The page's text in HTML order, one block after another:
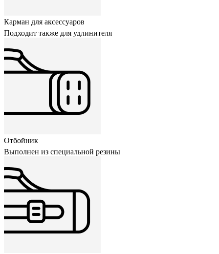
Карман для аксессуаров
Подходит также для удлинителя
Отбойник
Выполнен из специальной резины